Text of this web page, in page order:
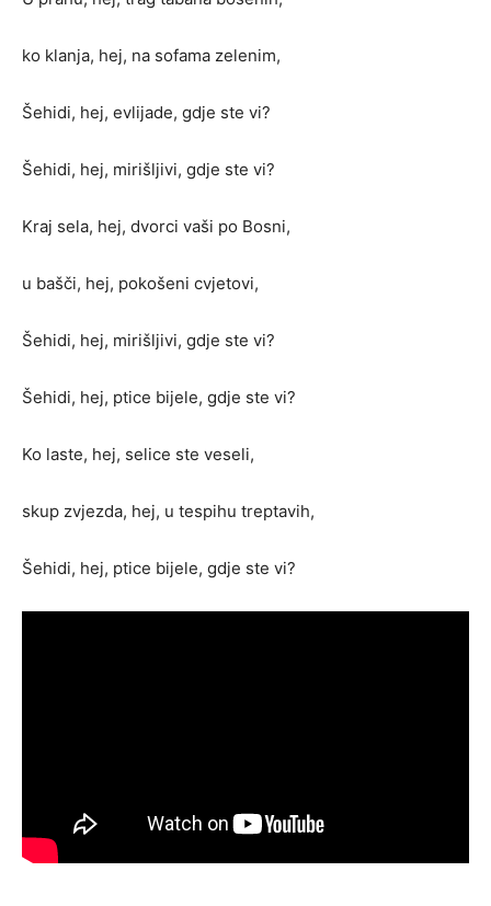
ko klanja, hej, na sofama zelenim,
Šehidi, hej, evlijade, gdje ste vi?
Šehidi, hej, mirišljivi, gdje ste vi?
Kraj sela, hej, dvorci vaši po Bosni,
u bašči, hej, pokošeni cvjetovi,
Šehidi, hej, mirišljivi, gdje ste vi?
Šehidi, hej, ptice bijele, gdje ste vi?
Ko laste, hej, selice ste veseli,
skup zvjezda, hej, u tespihu treptavih,
Šehidi, hej, ptice bijele, gdje ste vi?